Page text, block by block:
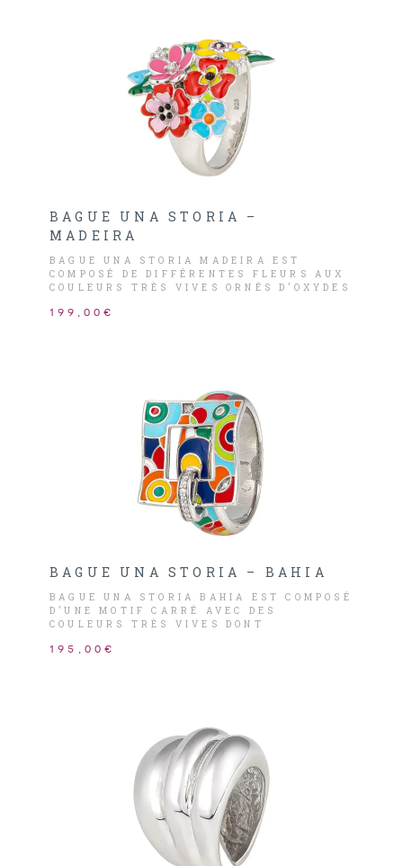
BAGUE UNA STORIA –
MADEIRA
BAGUE UNA STORIA MADEIRA EST
COMPOSÉ DE DIFFÉRENTES FLEURS AUX
COULEURS TRÈS VIVES ORNÉS D’OXYDES
DE L’ÉTÉ ET QUI DONNERA UNE TOUCHE
199,00€
BAGUE UNA STORIA – BAHIA
BAGUE UNA STORIA BAHIA EST COMPOSÉ
D’UNE MOTIF CARRÉ AVEC DES
COULEURS TRÈS VIVES DONT
BAHIA QUI SE SITUE AU SALAVADOR.
195,00€